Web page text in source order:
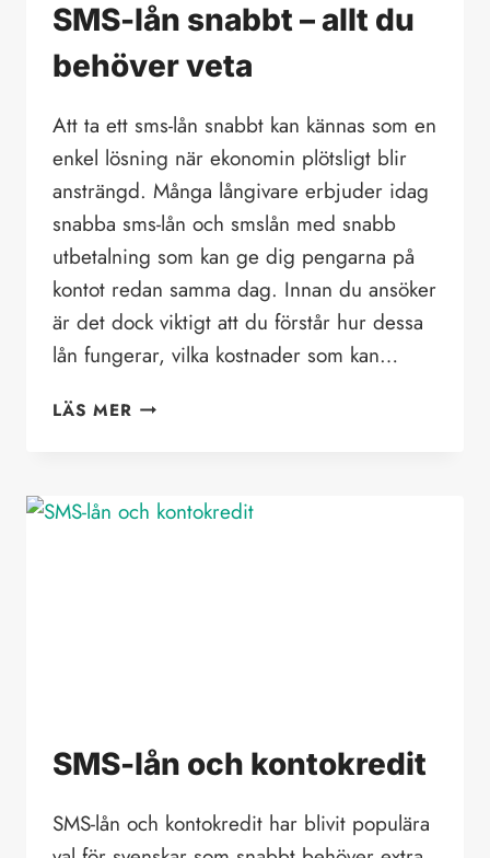
SMS-lån snabbt – allt du
behöver veta
Att ta ett sms-lån snabbt kan kännas som en
enkel lösning när ekonomin plötsligt blir
ansträngd. Många långivare erbjuder idag
snabba sms-lån och smslån med snabb
utbetalning som kan ge dig pengarna på
kontot redan samma dag. Innan du ansöker
är det dock viktigt att du förstår hur dessa
lån fungerar, vilka kostnader som kan…
LÄS MER SMS-
ALLT
SMS-lån och kontokredit
SMS-lån och kontokredit har blivit populära